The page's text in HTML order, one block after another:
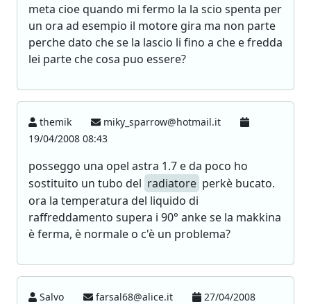
meta cioe quando mi fermo la la scio spenta per
un ora ad esempio il motore gira ma non parte
perche dato che se la lascio li fino a che e fredda
lei parte che cosa puo essere?
themik
miky_sparrow@hotmail.it
19/04/2008 08:43
posseggo una opel astra 1.7 e da poco ho
sostituito un tubo del radiatore perkè bucato.
ora la temperatura del liquido di
raffreddamento supera i 90° anke se la makkina
è ferma, è normale o c'è un problema?
Salvo farsal68@alice.it
27/04/2008